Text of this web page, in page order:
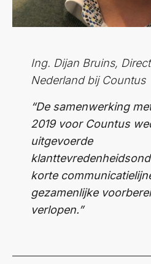
Ing. Dijan Bruins,
Nederland bij Countus
“De samenwerking
2019 voor Countus
uitgevoerde
korte
gezamenlijke
verlopen.”